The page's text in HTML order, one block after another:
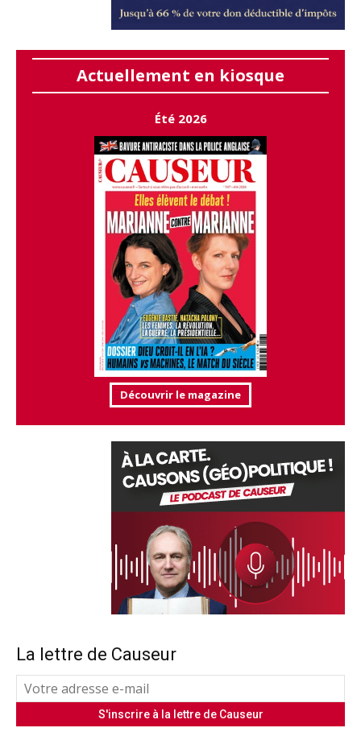
Actuellement en kiosque
Été 2026
Découvrir le magazine
La lettre de Causeur